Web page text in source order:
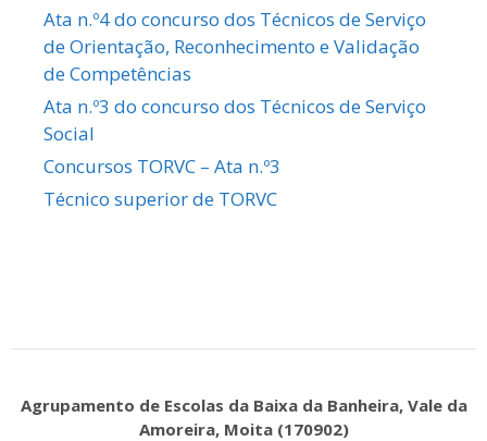
Ata n.º4 do concurso dos Técnicos de Serviço
de Orientação, Reconhecimento e Validação
de Competências
Ata n.º3 do concurso dos Técnicos de Serviço
Social
Concursos TORVC – Ata n.º3
Técnico superior de TORVC
Agrupamento de Escolas da Baixa da Banheira, Vale da
Amoreira, Moita (170902)